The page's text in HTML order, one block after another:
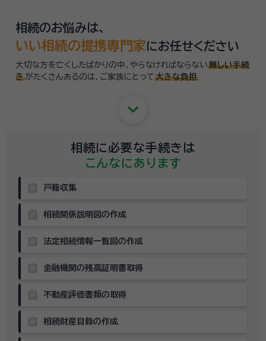
相続のお悩みは、
いい相続の提携専門家にお任せください
大切な方を亡くしたばかりの中、やらなければならない 難しい手続
き がたくさんあるのは、 ご家族にとって 大きな負担
keyboard_arrow_down
相続に必要な手続きは
こんなにあります
戸籍収集
相続関係説明図の作成
法定相続情報一覧図の作成
金融機関の残高証明書取得
不動産評価書類の取得
相続財産目録の作成